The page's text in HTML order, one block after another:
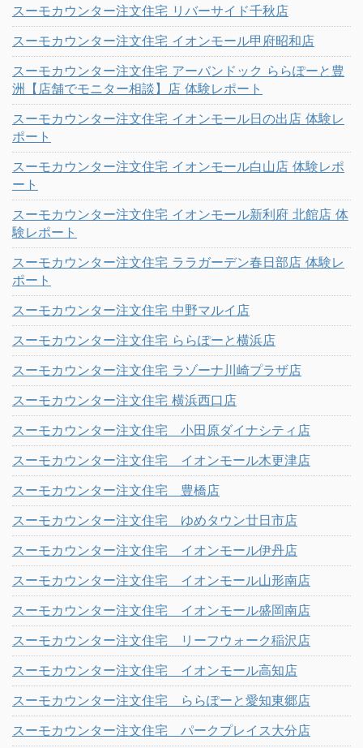
スーモカウンター注文住宅 リバーサイド千秋店
スーモカウンター注文住宅 イオンモール甲府昭和店
スーモカウンター注文住宅 アーバンドック ららぽーと豊
洲【店舗でモニター相談】店 体験レポート
スーモカウンター注文住宅 イオンモール日の出店 体験レ
ポート
スーモカウンター注文住宅 イオンモール白山店 体験レポ
ート
スーモカウンター注文住宅 イオンモール新利府 北館店 体
験レポート
スーモカウンター注文住宅 ララガーデン春日部店 体験レ
ポート
スーモカウンター注文住宅 中野マルイ店
スーモカウンター注文住宅 ららぽーと横浜店
スーモカウンター注文住宅 ラゾーナ川崎プラザ店
スーモカウンター注文住宅 横浜西口店
スーモカウンター注文住宅 小田原ダイナシティ店
スーモカウンター注文住宅 イオンモール木更津店
スーモカウンター注文住宅 豊橋店
スーモカウンター注文住宅 ゆめタウン廿日市店
スーモカウンター注文住宅 イオンモール伊丹店
スーモカウンター注文住宅 イオンモール山形南店
スーモカウンター注文住宅 イオンモール盛岡南店
スーモカウンター注文住宅 リーフウォーク稲沢店
スーモカウンター注文住宅 イオンモール高知店
スーモカウンター注文住宅 ららぽーと愛知東郷店
スーモカウンター注文住宅 パークプレイス大分店